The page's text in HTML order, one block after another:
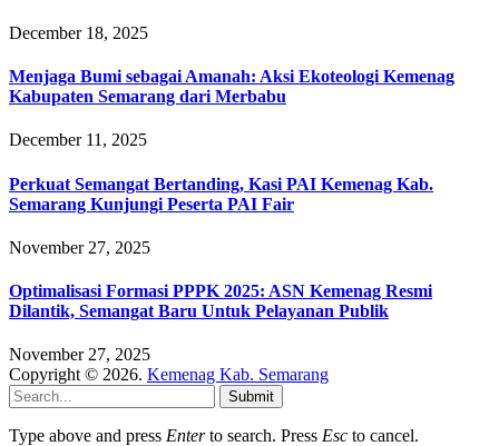
December 18, 2025
Menjaga Bumi sebagai Amanah: Aksi Ekoteologi Kemenag
Kabupaten Semarang dari Merbabu
December 11, 2025
Perkuat Semangat Bertanding, Kasi PAI Kemenag Kab.
Semarang Kunjungi Peserta PAI Fair
November 27, 2025
Optimalisasi Formasi PPPK 2025: ASN Kemenag Resmi
Dilantik, Semangat Baru Untuk Pelayanan Publik
November 27, 2025
Copyright © 2026. Kemenag Kab. Semarang
Submit
Type above and press Enterto search. Press Esc to cancel.